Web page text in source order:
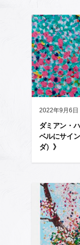
2022年9月6日
ダミアン・
ベルにサイ
ダ）》